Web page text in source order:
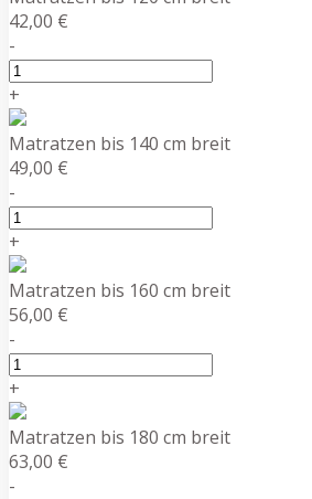
42,00 €
-
+
Matratzen bis 140 cm breit
49,00 €
-
+
Matratzen bis 160 cm breit
56,00 €
-
+
Matratzen bis 180 cm breit
63,00 €
-